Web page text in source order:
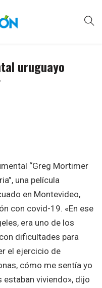
uruguayo
“Greg Mortimer
una película
en Montevideo,
con covid-19. «En ese
era uno de los
dificultades para
el ejercicio de
cómo me sentía yo
estaban viviendo», dijo